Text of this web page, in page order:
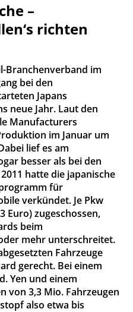
–
richten
Branchenverband im
bei den
Japans
neue Jahr. Laut den
Manufacturers
im Januar um
lief es am
besser als bei den
hatte die japanische
für
verkündet. Je Pkw
Euro) zugeschossen,
beim
mehr unterschreitet.
Fahrzeuge
gerecht. Bei einem
Yen und einem
von 3,3 Mio. Fahrzeugen
also etwa bis